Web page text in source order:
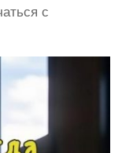
с